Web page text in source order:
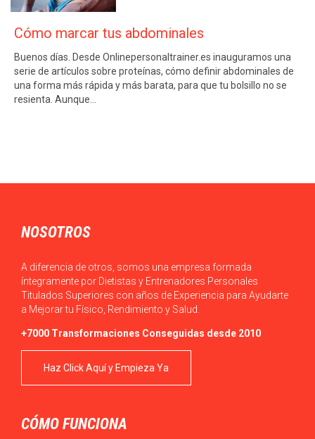
Cómo marcar tus abdominales
Buenos días. Desde Onlinepersonaltrainer.es inauguramos una
serie de artículos sobre proteínas, cómo definir abdominales de
una forma más rápida y más barata, para que tu bolsillo no se
resienta. Aunque…
NOSOTROS
A diferencia de otros, somos una empresa formada
íntegramente por Dietistas y Entrenadores Personales
Titulados Superiores con años de Experiencia para Ayudarte
a Mejorar tu Físico, Rendimiento y Salud.
+7000 Transformaciones Conseguidas desde 2010
Haz Click Aquí y Empieza Ya
CÓMO FUNCIONA